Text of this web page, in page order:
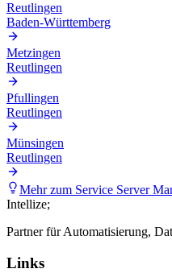
Reutlingen
Baden-Württemberg
Metzingen
Reutlingen
Pfullingen
Reutlingen
Münsingen
Reutlingen
Mehr zum Service Server
Intellize;
Partner für Automatisierung,
Links